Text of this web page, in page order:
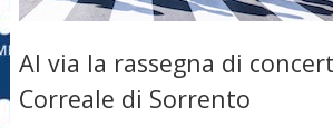
Al via la rassegna di
Correale di Sorrento